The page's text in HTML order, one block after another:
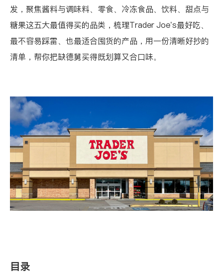
发，聚焦酱料与调味料、零食、冷冻食品、饮料、甜点与
糖果这五大最值得买的品类，梳理Trader Joe’s最好吃、
最不容易踩雷、也最适合囤货的产品，用一份清晰好抄的
清单，帮你把缺德舅买得既划算又合口味。
目录